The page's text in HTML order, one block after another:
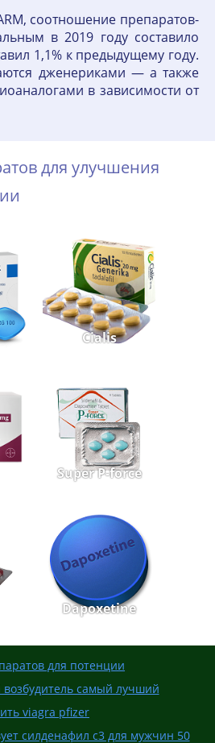
соотношение препаратов-
в 2019 году составило
1,1% к предыдущему году.
дженериками — а также
в зависимости от
для улучшения
Cialis
Super P-force
Dapoxetine
для потенции
возбудитель самый лучший
viagra pfizer
силденафил с3 для мужчин 50